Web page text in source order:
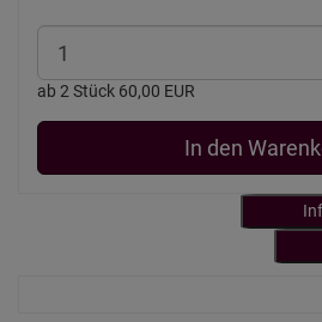
ab 2 Stück 60,00 EUR
In den